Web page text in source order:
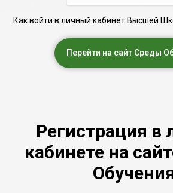
Как войти в личный кабинет Высшей
Перейти на сайт Среды
Регистрация в
кабинете на